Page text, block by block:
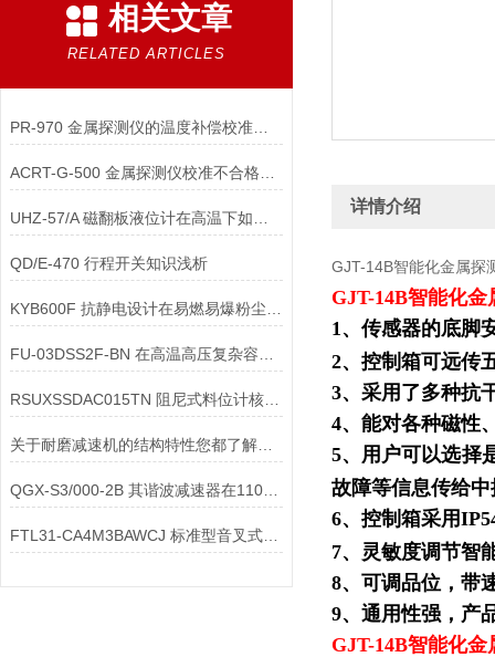
相关文章
RELATED ARTICLES
PR-970 金属探测仪的温度补偿校准如何进行？
QD/E-470 行程开关知识浅析
RSUXSSDAC015TN 阻尼式料位计核心如何保障复杂工况下的稳定运行？
关于耐磨减速机的结构特性您都了解吗？
QGX-S3/000-2B 其谐波减速器在110MPa水压下，密封结构与润滑有何特殊设计？
FTL31-CA4M3BAWCJ 标准型音叉式物位开关的安装倾斜角度对检测精度有何影响
详情介绍
GJT-14B智能化金属探
GJT-14B智能化
1、传感器的底脚
2、控制箱可远传
3、采用了多种抗
4、能对各种磁性
5、用户可以选择
故障等信息
6、控制箱采用
7、灵敏度调节智
8、可调品位，带
9、通用性强，产
GJT-14B智能化金